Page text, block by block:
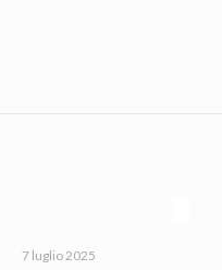
7 luglio 2025